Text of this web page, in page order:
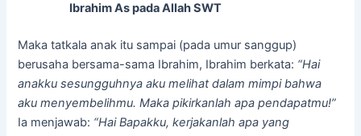
Ibrahim As pada Allah SWT
Maka tatkala anak itu sampai (pada umur sanggup)
berusaha bersama-sama Ibrahim, Ibrahim berkata: “Hai
anakku sesungguhnya aku melihat dalam mimpi bahwa
aku menyembelihmu. Maka pikirkanlah apa pendapatmu!”
Ia menjawab: “Hai Bapakku, kerjakanlah apa yang